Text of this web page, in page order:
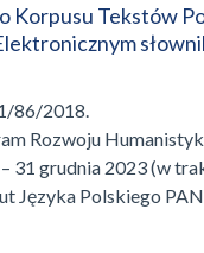
Korpusu Tekstów
86/2018.
Rozwoju
31 grudnia 2023 (w
Języka Polskiego